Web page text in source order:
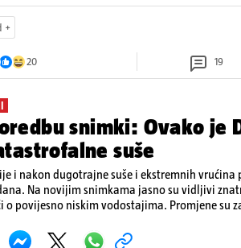
20 19
snimki: Ovako je
suše
i nakon dugotrajne suše i ekstremnih
Na novijim snimkama jasno su vidljivi
o povijesno niskim vodostajima. Promjene su
2 u sklopu programa Europske unije